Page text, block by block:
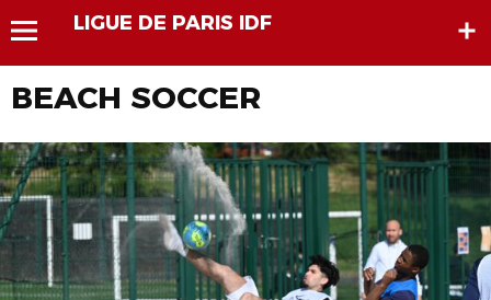
LIGUE DE PARIS IDF
BEACH SOCCER